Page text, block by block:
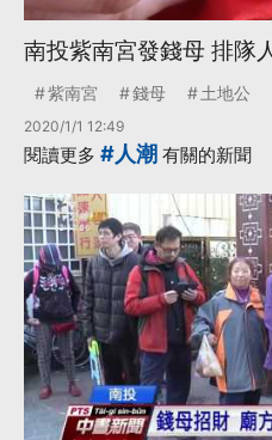
南投紫南宮發錢母 排隊
紫南宮 錢母 土地公
2020/1/1 12:49
閱讀更多 #人潮 有關的新聞